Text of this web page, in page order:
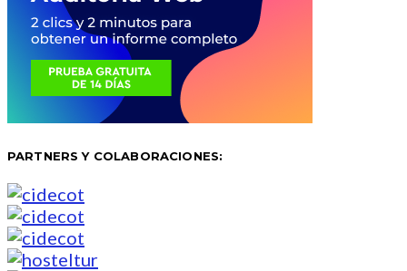
PARTNERS Y COLABORACIONES: